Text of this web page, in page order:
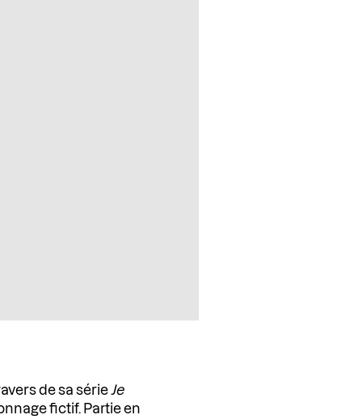
de sa sérieJe
fictif. Partie en